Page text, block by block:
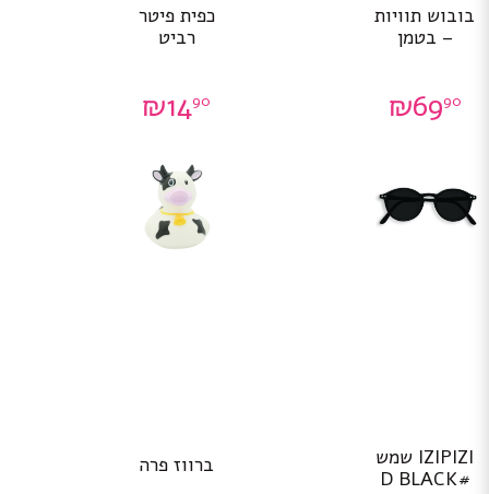
בובוש תוויות
– בטמן
₪6990
כפית פיטר
רביט
₪1490
IZIPIZI שמש
#D BLACK
ברווז פרה